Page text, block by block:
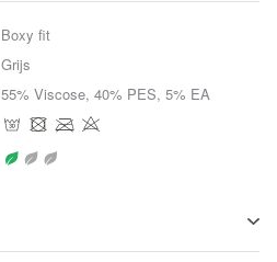
Boxy fit
Grijs
55% Viscose, 40% PES, 5% EA